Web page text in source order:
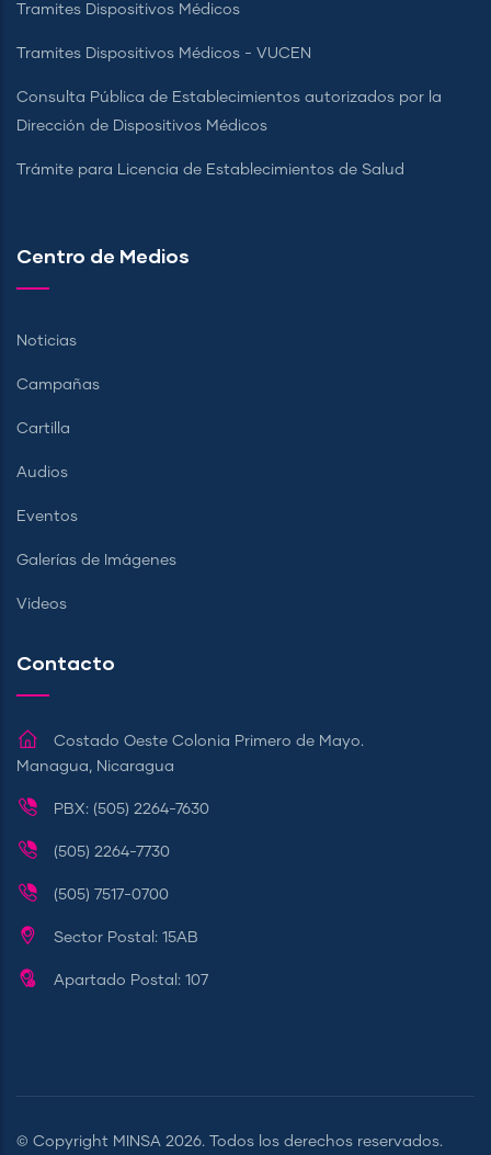
Tramites Dispositivos Médicos
Tramites Dispositivos Médicos - VUCEN
Consulta Pública de Establecimientos autorizados por la
Dirección de Dispositivos Médicos
Trámite para Licencia de Establecimientos de Salud
Centro de Medios
Noticias
Campañas
Cartilla
Audios
Eventos
Galerías de Imágenes
Videos
Contacto
Costado Oeste Colonia Primero de Mayo.
Managua, Nicaragua
PBX: (505) 2264-7630
(505) 2264-7730
(505) 7517-0700
Sector Postal: 15AB
Apartado Postal: 107
© Copyright MINSA 2026. Todos los derechos reservados.